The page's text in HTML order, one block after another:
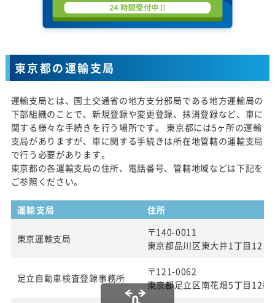
東京都の運輸支局
運輸支局とは、国土交通省の地方支分部局である地方運輸局の
下部組織のことで、新規登録や変更登録、抹消登録など、車に
関する様々な手続きを行う場所です。 東京都には5ヶ所の運輸
支局がありますが、車に関する手続きは所在地管轄の運輸支局
で行う必要があります。
東京都の各運輸支局の住所、電話番号、管轄地域などは下記を
ご参照ください。
運輸支局 住所
東京運輸支局
〒140-0011
東京都品川区東大井1丁目12
足立自動車検査登録事務所
〒121-0062
東京都足立区南花畑5丁目12番